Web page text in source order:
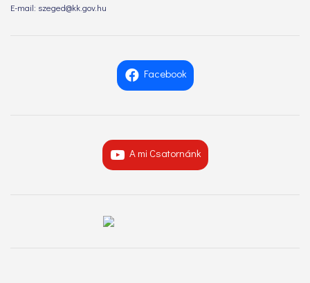
E-mail: szeged@kk.gov.hu
Facebook
A mi Csatornánk